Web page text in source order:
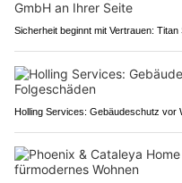
Sicherheit beginnt mit Vertrauen:
Holling Services: Gebäudeschutz vor